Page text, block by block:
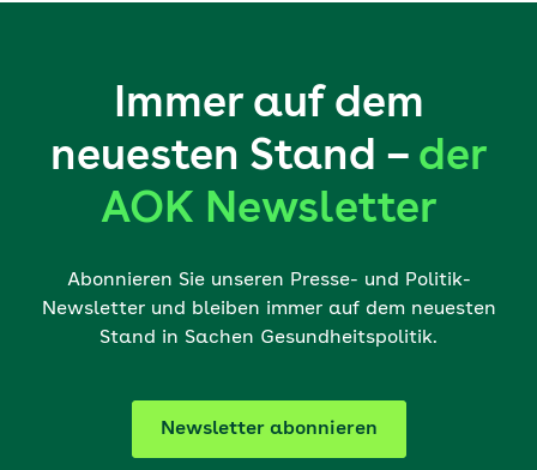
Immer auf dem
neuesten Stand – der
AOK Newsletter
Abonnieren Sie unseren Presse- und Politik-
Newsletter und bleiben immer auf dem neuesten
Stand in Sachen Gesundheitspolitik.
Newsletter abonnieren